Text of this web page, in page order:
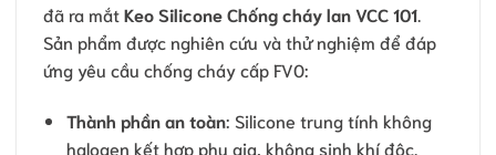
đã ra mắtKeo Silicone Chống cháy lan VCC 101
Sản phẩm được nghiên cứu và thử nghiệm để đáp
ứng yêu cầu chống cháy cấp FV0:
Thành phần an toàn: Silicone trung tính không
halogen kết hợp phụ gia, không sinh khí độc.